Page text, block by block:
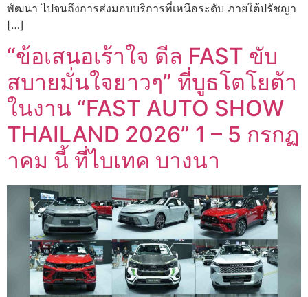
พัฒนา ไปจนถึงการส่งมอบบริการที่เหนือระดับ ภายใต้ปรัชญา
[…]
“ข้อเสนอเร้าใจ ดีล FAST ขับ
สบายมั่นใจยาวๆ” ที่บูธโตโยต้า
ในงาน “FAST AUTO SHOW
THAILAND 2026” 1 – 5 กรกฏ
าคม นี้ ที่ไบเทค บางนา